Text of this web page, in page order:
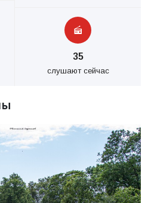
35
слушают сейчас